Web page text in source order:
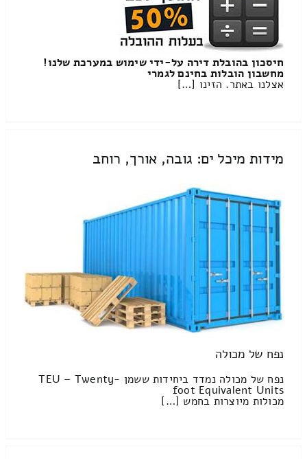
חיסכון בהובלת דירה על-ידי שימוש במערכת שלנו!
מחשבון הובלות בחינם לגמרי
אצלנו באתר. הזינו […]
מידות מיכל ים: גובה, אורך, רוחב
נפח של מכולה
נפח של מכולה נמדד ביחידות ששמן TEU – Twenty-
foot Equivalent Units
מכולות מיוצרות בחמש […]